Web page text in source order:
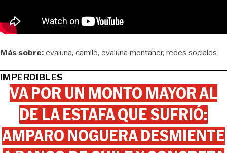
Más sobre:evaluna camilo evaluna montaner redes sociales
IMPERDIBLES
VA POR UN MONTO MAYOR AL
DE LA ESTAFA QUE SUFRIÓ:
AMPARO NOGUERA DESMIENTE